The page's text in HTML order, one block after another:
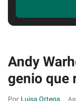
Andy
genio que
Luisa Ortega